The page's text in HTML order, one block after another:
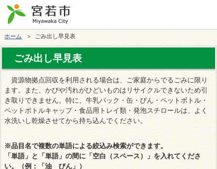
ホーム ＞ ごみ出し早見表
ごみ出し早見表
資源物拠点回収を利用される場合は、ご家庭からでるごみに限り
ます。また、かびや汚れがひどいものはリサイクルできないため引
き取りできません。特に、牛乳パック・缶・びん・ペットボトル・
ペットボトルキャップ・食品用トレイ類・発泡スチロールは、よく
水洗いし乾燥させてから持ち込んでください。
※品目名で複数の単語による絞込み検索ができます。
「単語」と「単語」の間に「空白（スペース）」を入れてくださ
い。（例：「油 びん」）